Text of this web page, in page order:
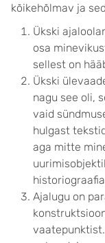
kõikehõlmav ja
Ükski
osa
sellest on
Ükski
nagu see oli,
vaid
hulgast
aga mitte
Ajalugu on